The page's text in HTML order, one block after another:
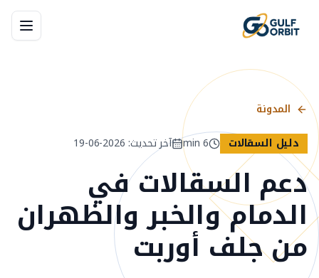
المدونة
دليل السقالات
6
min آخر تحديث:
2026-06-19
دعم السقالات في
الدمام والخبر والظهران
من جلف أوربت